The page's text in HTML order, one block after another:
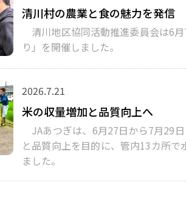
清川村の農業と食の魅力を発信
清川地区協同活動推進委員会は6
り」を開催しました。
2026.7.21
米の収量増加と品質向上へ
JAあつぎは、6月27日から7月29
と品質向上を目的に、管内13カ所
ました。